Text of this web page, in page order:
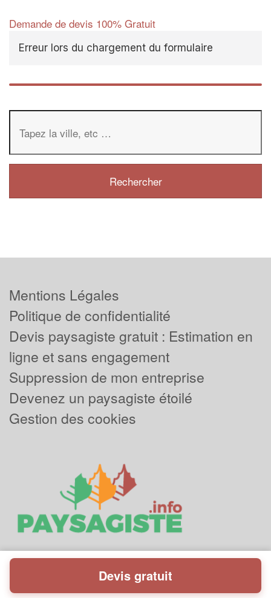
Demande de devis 100% Gratuit
Erreur lors du chargement du formulaire
Mentions Légales
Politique de confidentialité
Devis paysagiste gratuit : Estimation en
ligne et sans engagement
Suppression de mon entreprise
Devenez un paysagiste étoilé
Gestion des cookies
Powered byPlus que pro
Devis gratuit